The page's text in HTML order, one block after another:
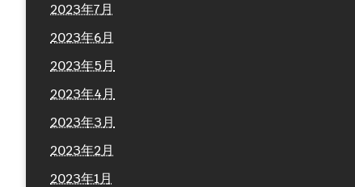
2023年7月
2023年6月
2023年5月
2023年4月
2023年3月
2023年2月
2023年1月